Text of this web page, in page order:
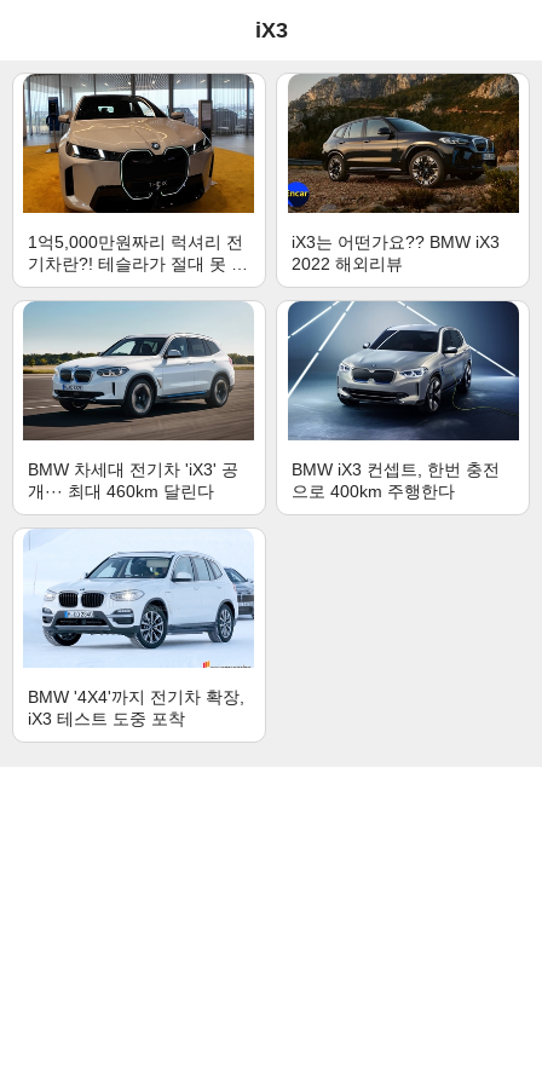
iX3
1억5,000만원짜리 럭셔리 전
기차란?! 테슬라가 절대 못 따
라오는 고으급감 2026 BMW
iX xDrive60
iX3는 어떤가요?? BMW iX3
2022 해외리뷰
BMW 차세대 전기차 'iX3' 공
개··· 최대 460km 달린다
BMW iX3 컨셉트, 한번 충전
으로 400km 주행한다
BMW '4X4'까지 전기차 확장,
iX3 테스트 도중 포착